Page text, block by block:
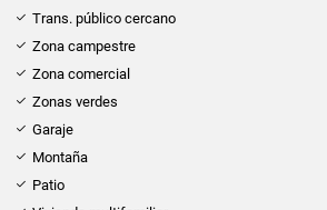
Trans. público cercano
Zona campestre
Zona comercial
Zonas verdes
Garaje
Montaña
Patio